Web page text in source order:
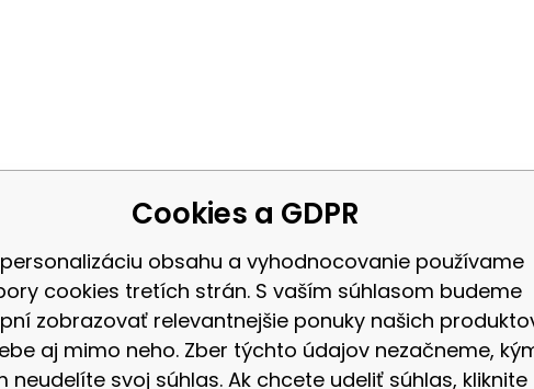
Cookies a GDPR
obsahu a vyhodnocovanie používame
cookies tretích strán. S vaším súhlasom budeme
zobrazovať relevantnejšie ponuky našich
aj mimo neho. Zber týchto údajov nezačneme,
neudelíte svoj súhlas. Ak chcete udeliť súhlas, kliknite